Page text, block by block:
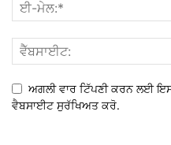
ਅਗਲੀ ਵਾਰ ਟਿੱਪਣੀ ਕਰਨ ਲਈ
ਵੈਬਸਾਈਟ ਸੁਰੱਖਿਅਤ ਕਰੋ.